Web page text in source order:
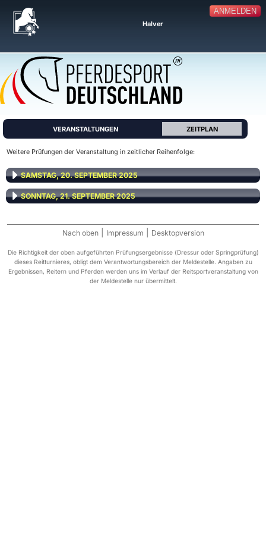
ANMELDEN
Halver
VERANSTALTUNGEN ZEITPLAN
Weitere Prüfungen der Veranstaltung in zeitlicher Reihenfolge:
SAMSTAG, 20. SEPTEMBER 2025
SONNTAG, 21. SEPTEMBER 2025
Nach oben Impressum Desktopversion
Die Richtigkeit der oben aufgeführten Prüfungsergebnisse (Dressur oder Springprüfung)
dieses Reitturnieres, obligt dem Verantwortungsbereich der Meldestelle. Angaben zu
Ergebnissen, Reitern und Pferden werden uns im Verlauf der Reitsportveranstaltung von
der Meldestelle nur übermittelt.